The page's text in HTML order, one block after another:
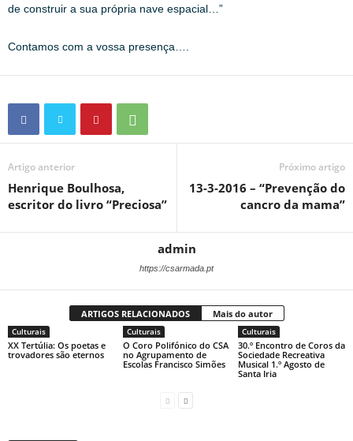
de construir a sua própria nave espacial…”
Contamos com a vossa presença….
Artigo anterior
Henrique Boulhosa,
escritor do livro “Preciosa”
Próximo artigo
13-3-2016 – “Prevenção do
cancro da mama”
admin
https://csarmada.pt
ARTIGOS RELACIONADOS Mais do autor
Culturais
XX Tertúlia: Os poetas e
trovadores são eternos
Culturais
O Coro Polifónico do CSA
no Agrupamento de
Escolas Francisco Simões
Culturais
30.º Encontro de Coros da
Sociedade Recreativa
Musical 1.º Agosto de
Santa Iria